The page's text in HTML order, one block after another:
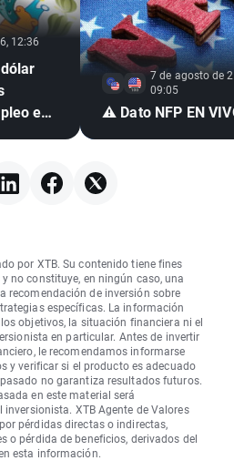
12:36
en
7 de agosto de
09:05
⚠️ Dato NFP EN
por XTB. Su contenido tiene fines
no constituye, en ningún caso, una
recomendación de inversión sobre
específicas. La información
objetivos, la situación financiera ni el
en particular. Antes de invertir
le recomendamos informarse
y verificar si el producto es adecuado
no garantiza resultados futuros.
en este material será
XTB Agente de Valores
pérdidas directas o indirectas,
o pérdida de beneficios, derivados del
esta información.